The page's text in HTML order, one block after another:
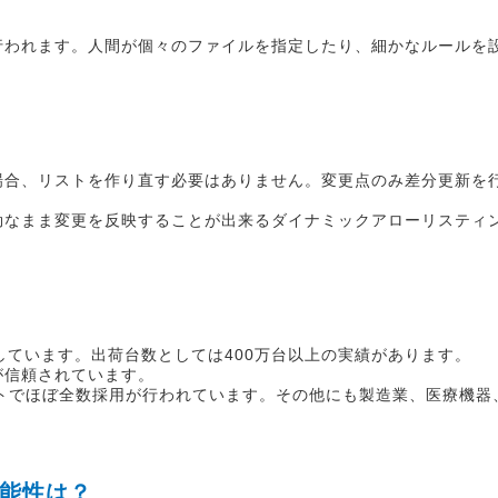
れます。人間が個々のファイルを指定したり、細かなルールを
、リストを作り直す必要はありません。変更点のみ差分更新を
まま変更を反映することが出来るダイナミックアローリスティ
います。出荷台数としては400万台以上の実績があります。
頼されています。
ほぼ全数採用が行われています。その他にも製造業、医療機
性は？